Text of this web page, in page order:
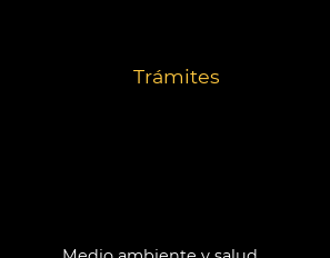
Trámites